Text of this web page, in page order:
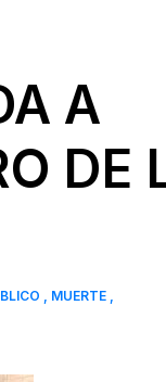
A
DE
MUERTE